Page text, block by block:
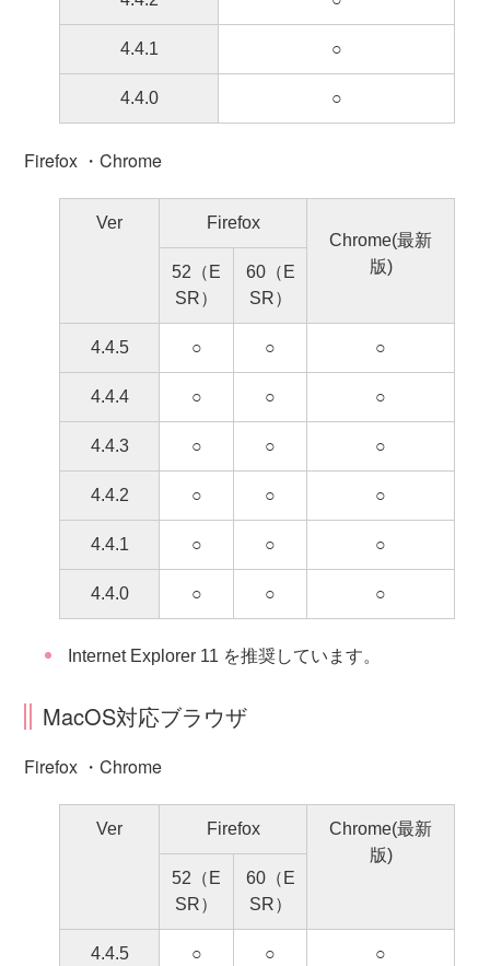
4.4.1 ○
4.4.0 ○
Firefox ・Chrome
Ver
Firefox
Chrome(最新
版)
52（E
SR）
60（E
SR）
4.4.5 ○ ○ ○
4.4.4 ○ ○ ○
4.4.3 ○ ○ ○
4.4.2 ○ ○ ○
4.4.1 ○ ○ ○
4.4.0 ○ ○ ○
Internet Explorer 11 を推奨しています。
MacOS対応ブラウザ
Firefox ・Chrome
Ver Firefox
Chrome(最新
版)
52（E
SR）
60（E
SR）
4.4.5 ○ ○ ○